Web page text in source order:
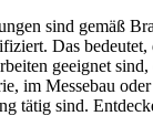
sind gemäß
Das bedeutet,
geeignet
im Messebau
tätig sind.